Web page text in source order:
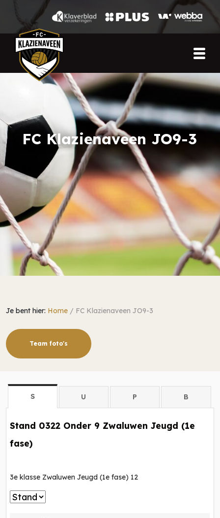
FC Klazienaveen JO9-3
Je bent hier: Home / FC Klazienaveen JO9-3
Team foto's
S U P B
Stand 0322 Onder 9 Zwaluwen Jeugd (1e
fase)
3e klasse Zwaluwen Jeugd (1e fase) 12